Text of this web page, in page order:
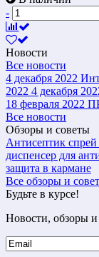
-
Новости
Все новости
4 декабря 2022
2022 4 декабря
18 февраля 2022
Все новости
Обзоры и советы
Антисептик
диспенсер для
защита в кармане
Все обзоры и
Будьте в курсе!
Новости, обзоры